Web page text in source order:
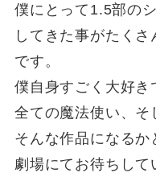
僕にとって1.5部の
してきた事がたく
です。
僕自身すごく大好き
全ての魔法使い、そ
そんな作品になるか
劇場にてお待ちして